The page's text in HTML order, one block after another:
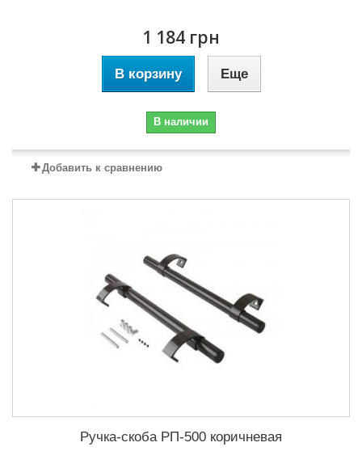
1 184 грн
В корзину Еще
В наличии
Добавить к сравнению
Ручка-скоба РП-500 коричневая